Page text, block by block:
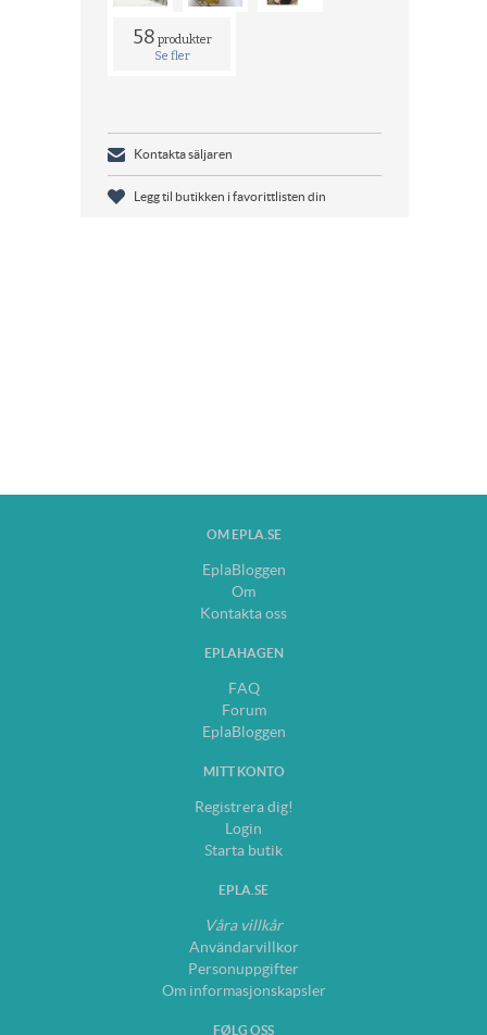
58 produkter
Se fler
Kontakta säljaren
Legg til butikken i favorittlisten din
OM EPLA.SE
EplaBloggen
Om
Kontakta oss
EPLAHAGEN
FAQ
Forum
EplaBloggen
MITT KONTO
Registrera dig!
Login
Starta butik
EPLA.SE
Våra villkår
Användarvillkor
Personuppgifter
Om informasjonskapsler
FØLG OSS